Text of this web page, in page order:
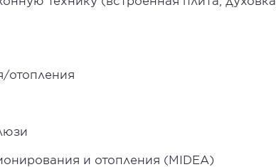
отопления
и отопления (MIDEA)